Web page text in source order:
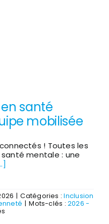
avec
l’ordinateur
santé
mobilisée
! Toutes les
mentale : une
| Catégories :Inclusion
| Mots-clés :2026 -